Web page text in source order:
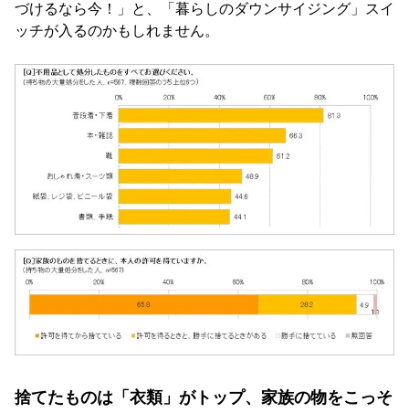
づけるなら今！」と、「暮らしのダウンサイジング」スイ
ッチが入るのかもしれません。
捨てたものは「衣類」がトップ、家族の物をこっそ